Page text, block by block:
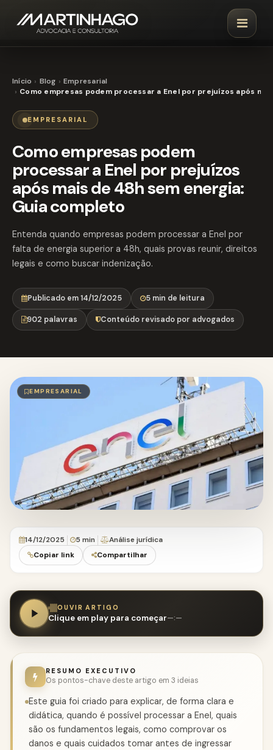
Início Blog
Empresarial
Como empresas podem processar a Enel por prejuízos após
EMPRESARIAL
Como empresas podem
processar a Enel por prejuízos
após mais de 48h sem energia:
Guia completo
Entenda quando empresas podem processar a Enel por
falta de energia superior a 48h, quais provas reunir, direitos
legais e como buscar indenização.
Publicado em 14/12/2025 5 min de leitura
902 palavras Conteúdo revisado por advogados
EMPRESARIAL
14/12/2025 5 min
Análise jurídica
Copiar link
Compartilhar
OUVIR ARTIGO
Clique em play para começar—:—
RESUMO EXECUTIVO
Os pontos-chave deste artigo em 3 ideias
Este guia foi criado para explicar, de forma clara e
didática, quando é possível processar a Enel, quais
são os fundamentos legais, como comprovar os
danos e quais cuidados tomar antes de ingressar